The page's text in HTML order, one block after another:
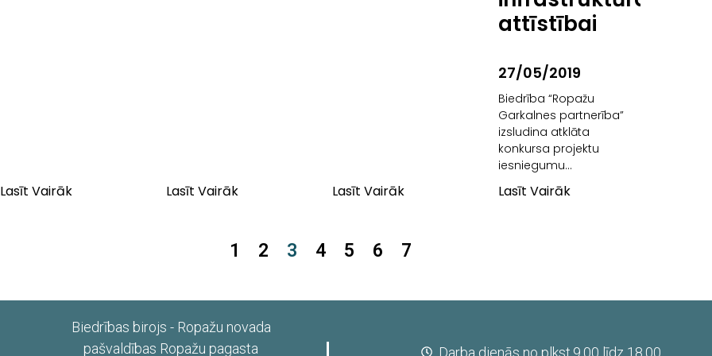
Lasīt Vairāk Lasīt Vairāk Lasīt Vairāk
attīstībai
27/05/2019
Biedrība “Ropažu
Garkalnes partnerība”
izsludina atklāta
konkursa projektu
iesniegumu
attīstības programmas
stratēģiju” ietvaros
vietējās attīstības
Lasīt Vairāk
1 2 3 4 5 6 7
Biedrības birojs - Ropažu novada
pašvaldības Ropažu pagasta
Darba dienās no plkst.9.00 līdz 18.00